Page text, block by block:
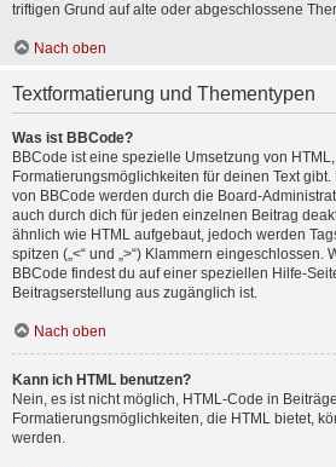
triftigen Grund auf alte oder abgeschlossene
Nach oben
Textformatierung und Thementypen
Was ist BBCode?
BBCode ist eine spezielle Umsetzung von
Formatierungsmöglichkeiten für deinen Text
von BBCode werden durch die Board-
auch durch dich für jeden einzelnen Beitrag
ähnlich wie HTML aufgebaut, jedoch werden
spitzen („<“ und „>“) Klammern eingeschlossen.
BBCode findest du auf einer speziellen Hilfe-
Beitragserstellung aus zugänglich ist.
Nach oben
Kann ich HTML benutzen?
Nein, es ist nicht möglich, HTML-Code in
Formatierungsmöglichkeiten, die HTML bietet,
werden.